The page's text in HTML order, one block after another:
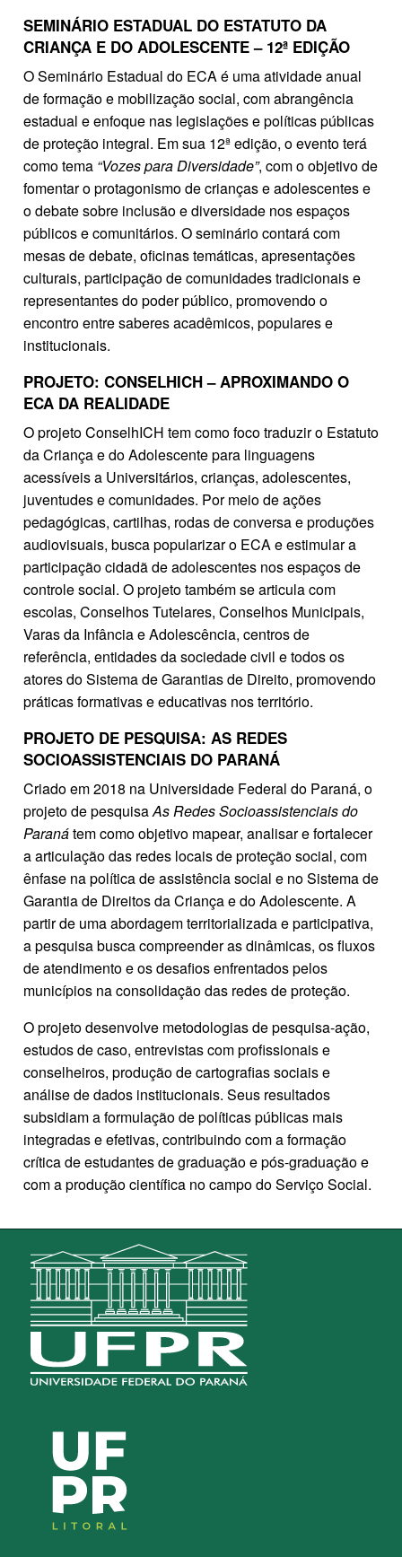
SEMINÁRIO ESTADUAL DO ESTATUTO DA
CRIANÇA E DO ADOLESCENTE – 12ª EDIÇÃO
O Seminário Estadual do ECA é uma atividade anual
de formação e mobilização social, com abrangência
estadual e enfoque nas legislações e políticas públicas
de proteção integral. Em sua 12ª edição, o evento terá
como tema “Vozes para Diversidade”, com o objetivo de
fomentar o protagonismo de crianças e adolescentes e
o debate sobre inclusão e diversidade nos espaços
públicos e comunitários. O seminário contará com
mesas de debate, oficinas temáticas, apresentações
culturais, participação de comunidades tradicionais e
representantes do poder público, promovendo o
encontro entre saberes acadêmicos, populares e
institucionais.
PROJETO: CONSELHICH – APROXIMANDO O
ECA DA REALIDADE
O projeto ConselhICH tem como foco traduzir o Estatuto
da Criança e do Adolescente para linguagens
acessíveis a Universitários, crianças, adolescentes,
juventudes e comunidades. Por meio de ações
pedagógicas, cartilhas, rodas de conversa e produções
audiovisuais, busca popularizar o ECA e estimular a
participação cidadã de adolescentes nos espaços de
controle social. O projeto também se articula com
escolas, Conselhos Tutelares, Conselhos Municipais,
Varas da Infância e Adolescência, centros de
referência, entidades da sociedade civil e todos os
atores do Sistema de Garantias de Direito, promovendo
práticas formativas e educativas nos território.
PROJETO DE PESQUISA: AS REDES
SOCIOASSISTENCIAIS DO PARANÁ
Criado em 2018 na Universidade Federal do Paraná, o
projeto de pesquisaAs Redes Socioassistenciais do
Paranátem como objetivo mapear, analisar e fortalecer
a articulação das redes locais de proteção social, com
ênfase na política de assistência social e no Sistema de
Garantia de Direitos da Criança e do Adolescente. A
partir de uma abordagem territorializada e participativa,
a pesquisa busca compreender as dinâmicas, os fluxos
de atendimento e os desafios enfrentados pelos
municípios na consolidação das redes de proteção.
O projeto desenvolve metodologias de pesquisa-ação,
estudos de caso, entrevistas com profissionais e
conselheiros, produção de cartografias sociais e
análise de dados institucionais. Seus resultados
subsidiam a formulação de políticas públicas mais
integradas e efetivas, contribuindo com a formação
crítica de estudantes de graduação e pós-graduação e
com a produção científica no campo do Serviço Social.